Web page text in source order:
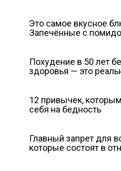
Это самое вкусное
Запечённые с
Похудение в 50 лет
здоровья — это
12 привычек,
себя на бедность
Главный запрет для
которые состоят в